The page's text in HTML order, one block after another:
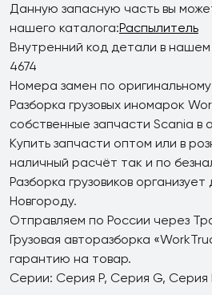
Данную запасную часть вы
нашего каталога:Распылитель
Внутренний код детали в нашем
4674
Номера замен по оригинальному
Разборка грузовых иномарок
собственные запчасти Scania в
Купить запчасти оптом или в
наличный расчёт так и по
Разборка грузовиков
Новгороду.
Отправляем по России через
Грузовая авторазборка
гарантию на товар.
Серии: Серия P, Серия G, Серия